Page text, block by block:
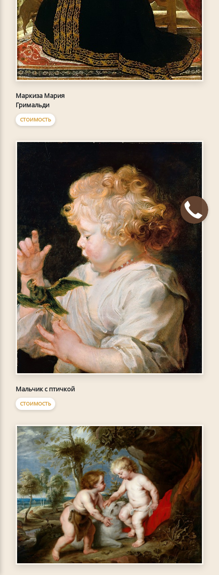
Маркиза Мария
Гримальди
СТОИМОСТЬ
Мальчик с птичкой
СТОИМОСТЬ